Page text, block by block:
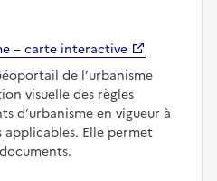
– carte interactive
de l’urbanisme
visuelle des règles
d’urbanisme en vigueur à
Elle permet